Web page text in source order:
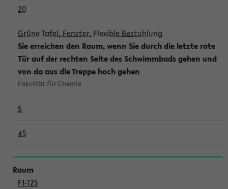
20
Grüne Tafel, Fenster, Flexible Bestuhlung
Sie erreichen den Raum, wenn Sie durch die letzte rote
Tür auf der rechten Seite des Schwimmbads gehen und
von da aus die Treppe hoch gehen
Fakultät für Chemie
5
45
F1-125